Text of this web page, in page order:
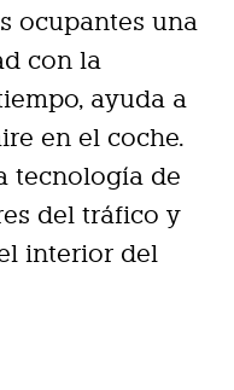
ocupantes una
con la
ayuda a
en el coche.
tecnología de
del tráfico y
interior del